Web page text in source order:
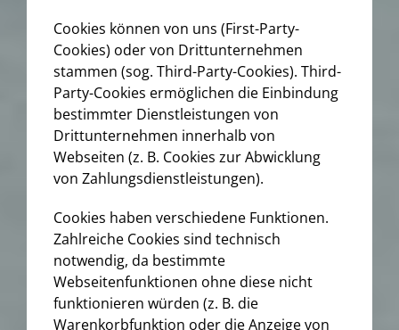
Cookies können von uns (First-Party-
Cookies) oder von Drittunternehmen
stammen (sog. Third-Party-Cookies). Third-
Party-Cookies ermöglichen die Einbindung
bestimmter Dienstleistungen von
Drittunternehmen innerhalb von
Webseiten (z. B. Cookies zur Abwicklung
von Zahlungsdienstleistungen).
Cookies haben verschiedene Funktionen.
Zahlreiche Cookies sind technisch
notwendig, da bestimmte
Webseitenfunktionen ohne diese nicht
funktionieren würden (z. B. die
Warenkorbfunktion oder die Anzeige von